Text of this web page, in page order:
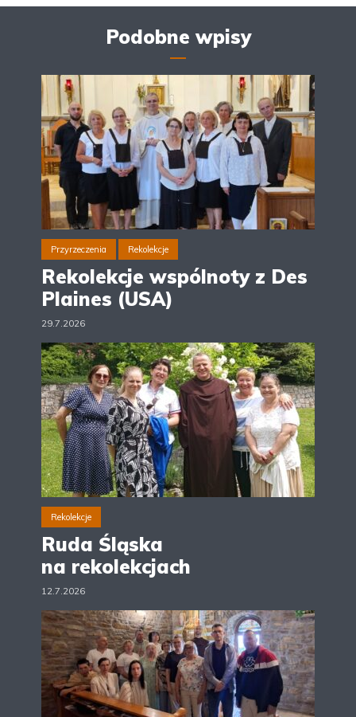
Podobne wpisy
Przyrzeczenia Rekolekcje
Rekolekcje wspólnoty z Des
Plaines (USA)
29.7.2026
Rekolekcje
Ruda Śląska
na rekolekcjach
12.7.2026